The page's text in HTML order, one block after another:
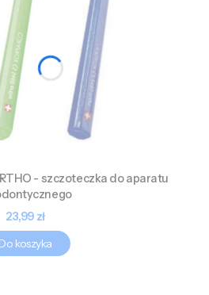
- szczoteczka do aparatu
Cena
23,99 zł
Do koszyka